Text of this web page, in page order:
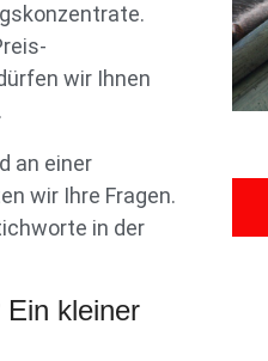
wir Ihnen
an einer
wir Ihre Fragen.
in der
kleiner